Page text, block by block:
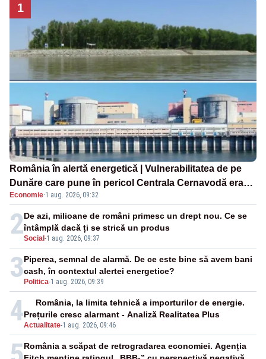
1
România în alertă energetică | Vulnerabilitatea de pe
Dunăre care pune în pericol Centrala Cernavodă era
cunoscută de pe vremea lui Ceaușescu
Economie·1 aug. 2026, 09:32
2Social -1 aug. 2026, 09:37
De azi, milioane de români primesc un drept nou. Ce se
întâmplă dacă ți se strică un produs
3 Politica-1 aug. 2026, 09:39
Piperea, semnal de alarmă. De ce este bine să avem bani
cash, în contextul alertei energetice?
4Actualitate-1 aug. 2026, 09:46
România, la limita tehnică a importurilor de energie.
Prețurile cresc alarmant - Analiză Realitatea Plus
România a scăpat de retrogradarea economiei. Agenția